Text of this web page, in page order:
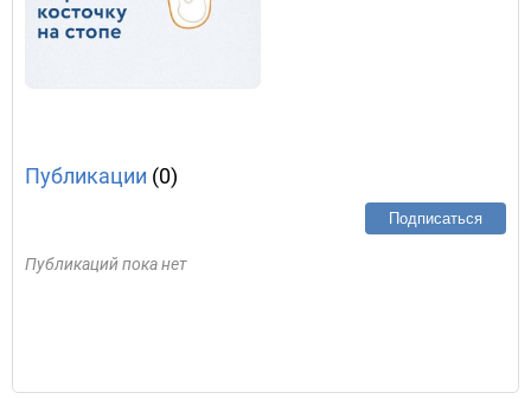
Публикации (0)
Подписаться
Публикаций пока нет